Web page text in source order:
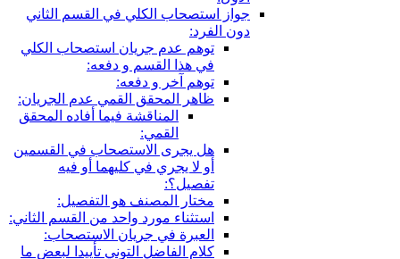
جواز استصحاب الكلي في القسم الثاني
دون الفرد:
توهم عدم جريان استصحاب الكلي
في هذا القسم و دفعه:
توهم آخر و دفعه:
ظاهر المحقق القمي عدم الجريان:
المناقشة فيما أفاده المحقق
القمي:
هل يجرى الاستصحاب في القسمين
أو لا يجري في كليهما أو فيه
تفصيل؟:
مختار المصنف هو التفصيل:
استثناء مورد واحد من القسم الثاني:
العبرة في جريان الاستصحاب:
كلام الفاضل التوني تأييدا لبعض ما